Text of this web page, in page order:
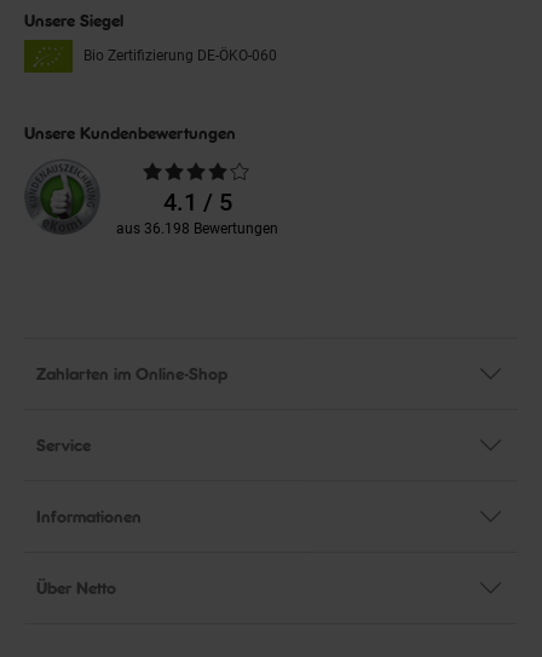
Unsere Siegel
Bio Zertifizierung DE-ÖKO-060
Unsere Kundenbewertungen
Durchschnittliche
Bewertungen4.1 / 5
aus 36.198 Bewertungen
Zahlarten im Online-Shop
Service
Informationen
Über Netto